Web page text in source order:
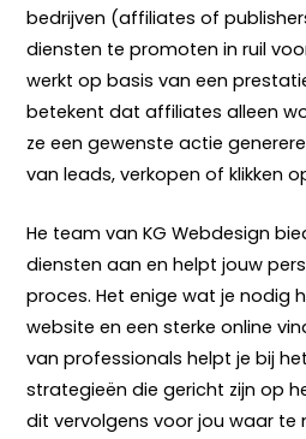
bedrijven (affiliates of
diensten te promoten in ruil
werkt op basis van een
betekent dat affiliates alleen
ze een gewenste actie
van leads, verkopen of klikken
He team van KG Webdesign
diensten aan en helpt jouw
proces. Het enige wat je nodig
website en een sterke online
van professionals helpt je bij
strategieën die gericht zijn op
dit vervolgens voor jou waar te